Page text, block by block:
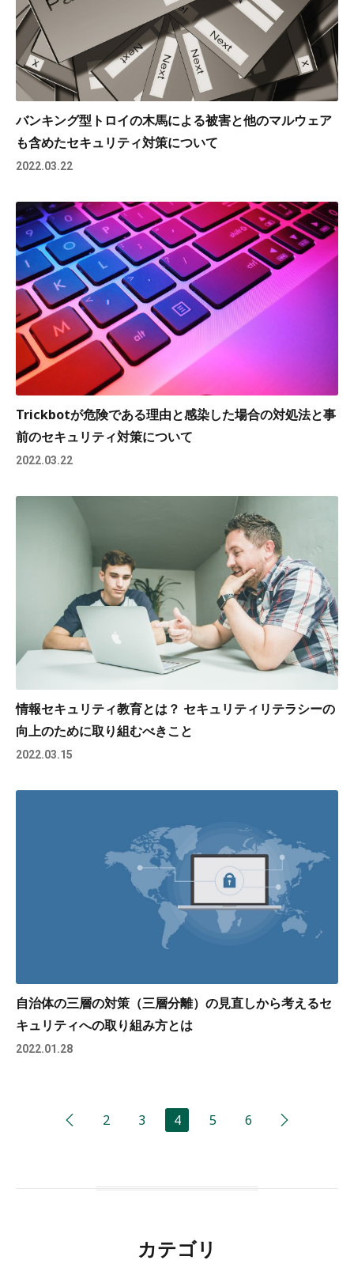
バンキング型トロイの木馬による被害と他のマルウェア
も含めたセキュリティ対策について
2022.03.22
Trickbotが危険である理由と感染した場合の対処法と事
前のセキュリティ対策について
2022.03.22
情報セキュリティ教育とは？ セキュリティリテラシーの
向上のために取り組むべきこと
2022.03.15
自治体の三層の対策（三層分離）の見直しから考えるセ
キュリティへの取り組み方とは
2022.01.28
2 3 4 5 6
カテゴリ